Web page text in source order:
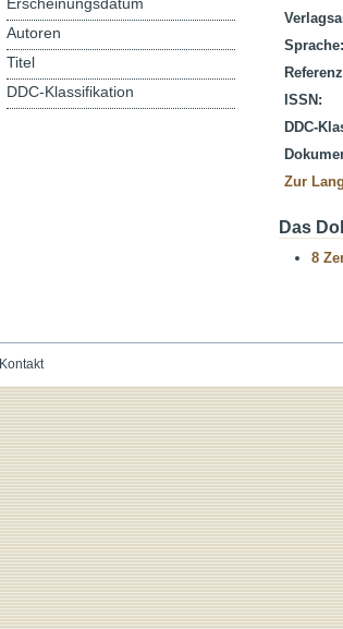
Sprache:
ISSN:
DDC-
Zur
Das
8
Erscheinungsdatum
Autoren
Titel
DDC-Klassifikation
Kontakt